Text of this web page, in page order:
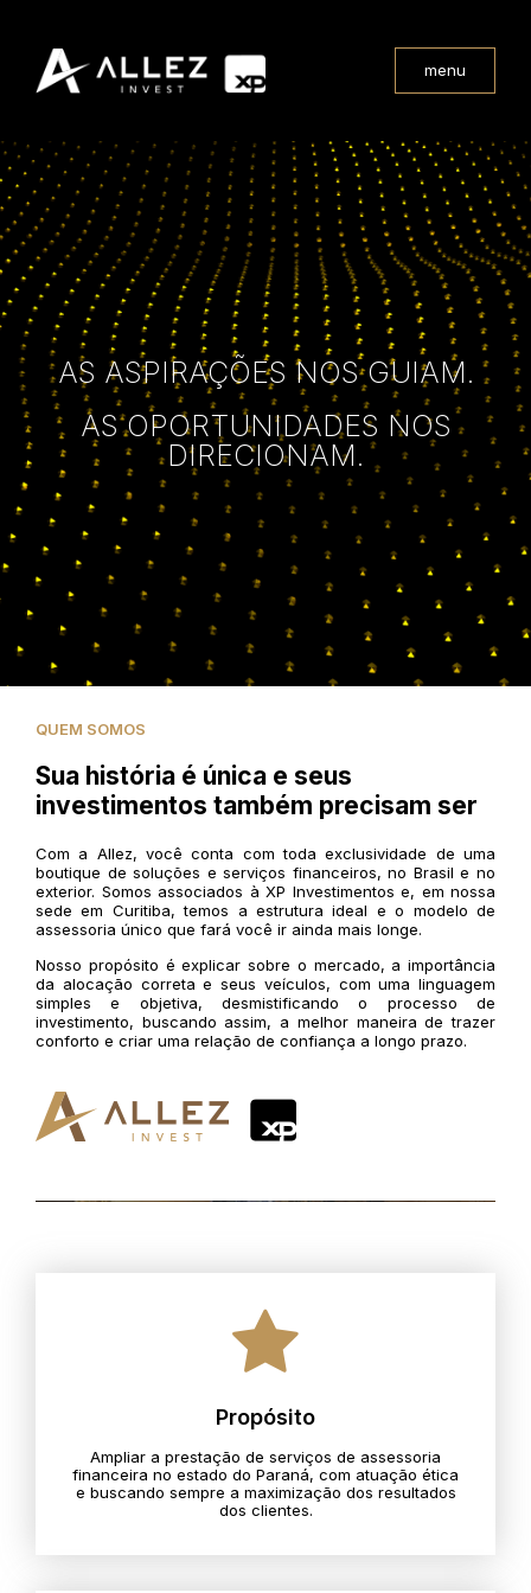
menu
AS ASPIRAÇÕES NOS GUIAM.
AS OPORTUNIDADES NOS
DIRECIONAM.
QUEM SOMOS
Sua história é única e seus
investimentos também precisam ser
Com a Allez, você conta com toda exclusividade de uma
boutique de soluções e serviços financeiros, no Brasil e no
exterior. Somos associados à XP Investimentos e, em nossa
sede em Curitiba, temos a estrutura ideal e o modelo de
assessoria único que fará você ir ainda mais longe.
Nosso propósito é explicar sobre o mercado, a importância
da alocação correta e seus veículos, com uma linguagem
simples e objetiva, desmistificando o processo de
investimento, buscando assim, a melhor maneira de trazer
conforto e criar uma relação de confiança a longo prazo.
Propósito
Ampliar a prestação de serviços de assessoria
financeira no estado do Paraná, com atuação ética
e buscando sempre a maximização dos resultados
dos clientes.